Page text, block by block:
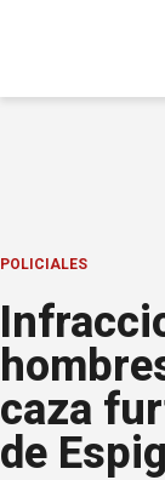
POLICIALES
caza
de